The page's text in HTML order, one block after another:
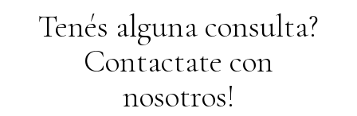
Tenés alguna consulta?
Contactate con
nosotros!